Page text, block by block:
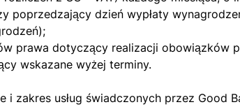
poprzedzający dzień wypłaty
prawa dotyczący realizacji obowiązków
wskazane wyżej terminy.
i zakres usług świadczonych przez Good